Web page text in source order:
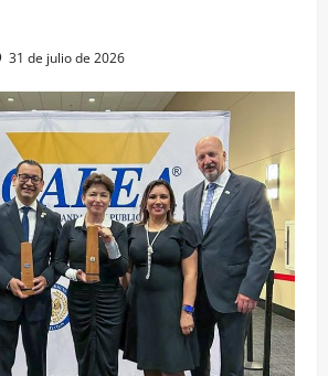
31 de julio de 2026